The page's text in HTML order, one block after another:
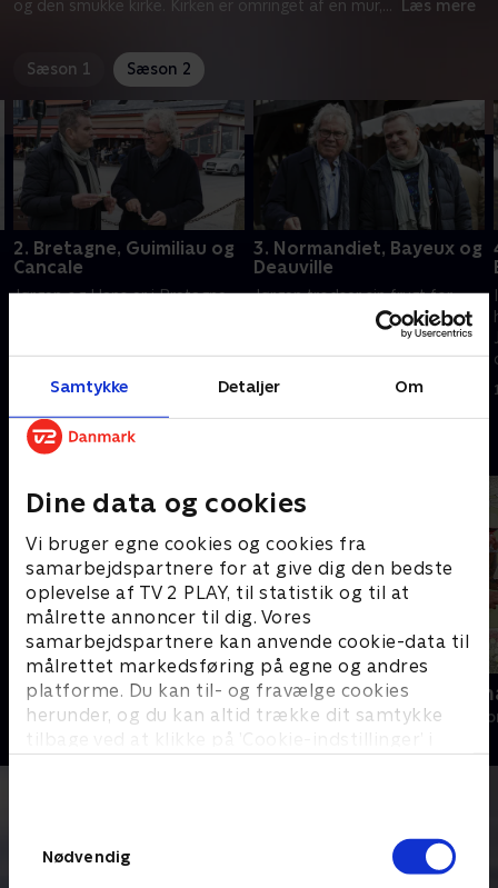
Samtykke Detaljer Om
Dine data og cookies
Vi bruger egne cookies og cookies fra
samarbejdspartnere for at give dig den bedste
oplevelse af TV 2 PLAY, til statistik og til at
målrette annoncer til dig. Vores
samarbejdspartnere kan anvende cookie-data til
målrettet markedsføring på egne og andres
platforme. Du kan til- og fravælge cookies
herunder, og du kan altid trække dit samtykke
tilbage ved at klikke på ’Cookie-indstillinger’ i
Nødvendig
og den smukke kirke. Kirken er omringet af en mur,
Læs mere
Sæson 1 Sæson 2
2. Bretagne, Guimiliau og
Cancale
Jørgen og Hans er i Bretagne,
omringet af en mur, der
gemmer på de såkaldte
5. april 2016 • 28 min
3. Normandiet, Bayeux og
Deauville
Jørgen trodser sin frygt for
svaner, når han står ansigt til
ansigt med den sorte svane i
Bayeux. Og når man siger
Bayeux, må man også sige
tapet. .
12. april 2016 • 29 min
Andre så også
Størst
Livsstil • 6 sæsoner
Tre sultne
Livsstil • 1